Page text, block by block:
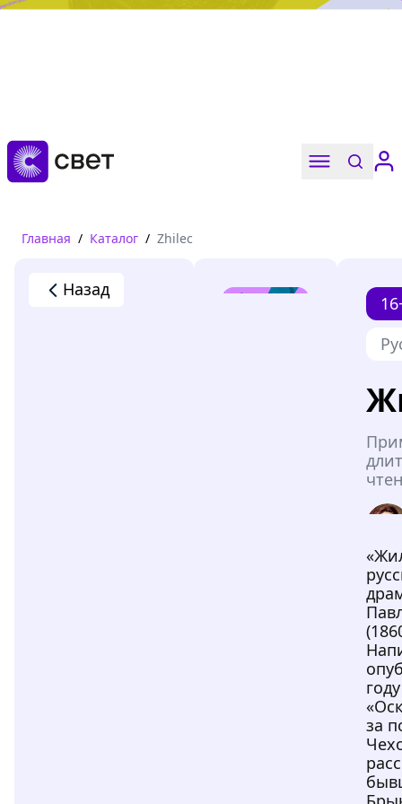
Дружба, любовь, взросление
Читать
Главная / Каталог / Zhilec
Назад
за